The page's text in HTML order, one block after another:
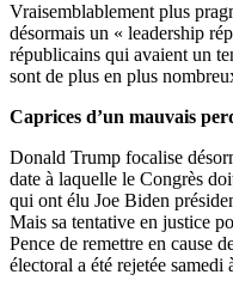
Vraisemblablement plus
désormais un « leadership
républicains qui avaient un
sont de plus en plus
Caprices d’un mauvais
Donald Trump focalise
date à laquelle le Congrès
qui ont élu Joe Biden
Mais sa tentative en justice
Pence de remettre en cause
électoral a été rejetée samedi